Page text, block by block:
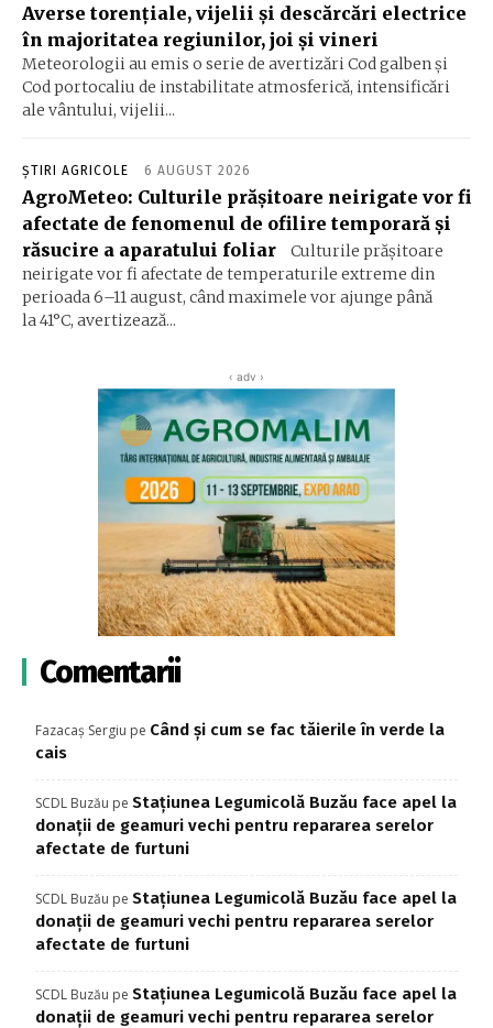
Averse torențiale, vijelii și descărcări electrice
în majoritatea regiunilor, joi și vineri
Meteorologii au emis o serie de avertizări Cod galben și
Cod portocaliu de instabilitate atmosferică, intensificări
ale vântului, vijelii...
ȘTIRI AGRICOLE 6 AUGUST 2026
AgroMeteo: Culturile prăşitoare neirigate vor fi
afectate de fenomenul de ofilire temporară şi
răsucire a aparatului foliar
Culturile prășitoare
neirigate vor fi afectate de temperaturile extreme din
perioada 6–11 august, când maximele vor ajunge până
la 41°C, avertizează...
‹ adv ›
Comentarii
Fazacaș Sergiu pe Când și cum se fac tăierile în verde la
cais
SCDL Buzău pe Stațiunea Legumicolă Buzău face apel la
donații de geamuri vechi pentru repararea serelor
afectate de furtuni
SCDL Buzău pe Stațiunea Legumicolă Buzău face apel la
donații de geamuri vechi pentru repararea serelor
afectate de furtuni
SCDL Buzău pe Stațiunea Legumicolă Buzău face apel la
donații de geamuri vechi pentru repararea serelor